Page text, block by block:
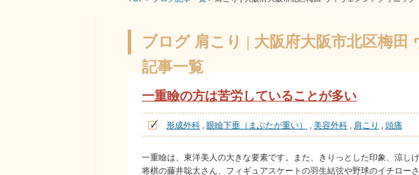
ブログ 肩こり | 大阪府大阪市北区梅
記事一覧
一重瞼の方は苦労していることが多い
形成外科 , 眼瞼下垂（まぶたが重い） , 美容外科 , 肩こり , 頭痛
一重瞼は、東洋美人の大きな要素です。また、きりっとした印象、涼し
将棋の藤井聡太さん、フィギュアスケートの羽生結弦や野球のイチロー